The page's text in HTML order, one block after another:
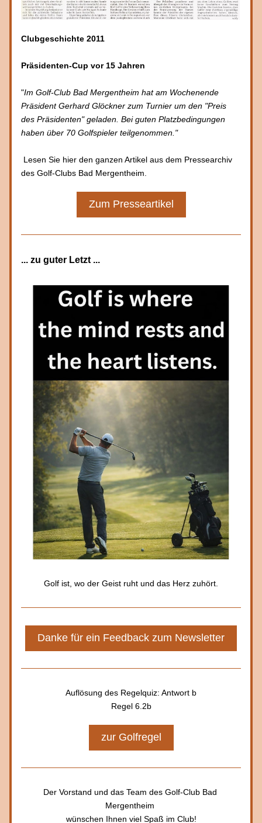
Clubgeschichte 2011
Präsidenten-Cup vor 15 Jahren
"Im Golf-Club Bad Mergentheim hat am Wochenende
Präsident Gerhard Glöckner zum Turnier um den "Preis
des Präsidenten" geladen. Bei guten Platzbedingungen
haben über 70 Golfspieler teilgenommen."
des Golf-Clubs Bad Mergentheim.
Zum Presseartikel
... zu guter Letzt ...
Golf ist, wo der Geist ruht und das Herz zuhört.
Danke für ein Feedback zum Newsletter
Auflösung des Regelquiz: Antwort b
Regel 6.2b
zur Golfregel
Der Vorstand und das Team des Golf-Club Bad
Mergentheim
wünschen Ihnen viel Spaß im Club!